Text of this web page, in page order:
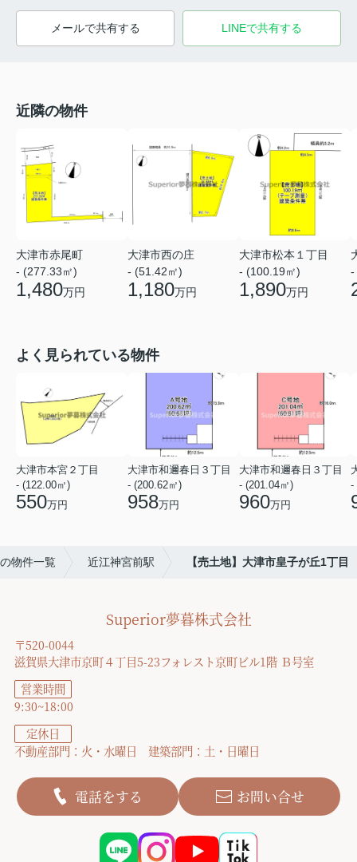
メールで共有する LINEで共有する
近隣の物件
大津市赤尾町
- (277.33㎡)
1,480万円
大津市西の庄
- (51.42㎡)
1,180万円
大津市松本１丁目
- (100.19㎡)
1,890万円
-
よく見られている物件
大津市本宮２丁目
- (122.00㎡)
550万円
大津市和邇春日３丁目
- (200.62㎡)
958万円
大津市和邇春日３丁目
- (201.04㎡)
960万円
-
物件一覧 近江神宮前駅 【売土地】大津市皇子が丘1丁目
Superior夢暮株式会社
〒520-0044
滋賀県大津市京町４丁目5-23フォレスト京町ビル1階 Ｂ号室
営業時間
9:30~18:00
定休日
不動産部門：火・水曜日 建築部門：土・日曜日
電話をする お問い合せ